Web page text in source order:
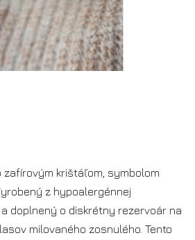
zafírovým krištáľom, symbolom
z hypoalergénnej
doplnený o diskrétny rezervoár na
milovaného zosnulého. Tento